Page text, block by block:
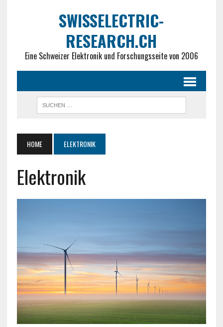
SWISSELECTRIC-
RESEARCH.CH
Eine Schweizer Elektronik und Forschungsseite von 2006
HOME ELEKTRONIK
Elektronik